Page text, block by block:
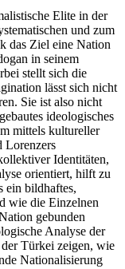
Elite in der
und zum
das Ziel eine Nation
in seinem
stellt sich die
lässt sich nicht
Sie ist also nicht
ideologisches
mittels kultureller
Lorenzers
Identitäten,
orientiert, hilft zu
ein bildhaftes,
wie die Einzelnen
gebunden
Analyse der
Türkei zeigen, wie
Nationalisierung